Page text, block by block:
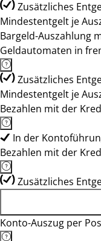
Zusätzliches
Mindestentgelt je
Bargeld-Auszahlung
Geldautomaten in
Zusätzliches
Mindestentgelt je
Bezahlen mit der
In der
Bezahlen mit der
Zusätzliches
Konto-Auszug per